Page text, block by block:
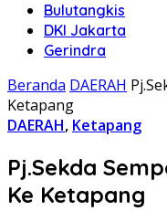
Bulutangkis
DKI Jakarta
Gerindra
Beranda DAERAH
Ketapang
DAERAH, Ketapang
Pj.Sekda
Ke Ketapang